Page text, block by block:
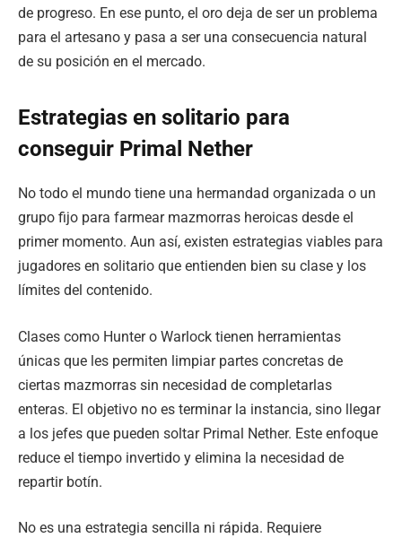
de progreso. En ese punto, el oro deja de ser un problema
para el artesano y pasa a ser una consecuencia natural
de su posición en el mercado.
Estrategias en solitario para
conseguir Primal Nether
No todo el mundo tiene una hermandad organizada o un
grupo fijo para farmear mazmorras heroicas desde el
primer momento. Aun así, existen estrategias viables para
jugadores en solitario que entienden bien su clase y los
límites del contenido.
Clases como Hunter o Warlock tienen herramientas
únicas que les permiten limpiar partes concretas de
ciertas mazmorras sin necesidad de completarlas
enteras. El objetivo no es terminar la instancia, sino llegar
a los jefes que pueden soltar Primal Nether. Este enfoque
reduce el tiempo invertido y elimina la necesidad de
repartir botín.
No es una estrategia sencilla ni rápida. Requiere